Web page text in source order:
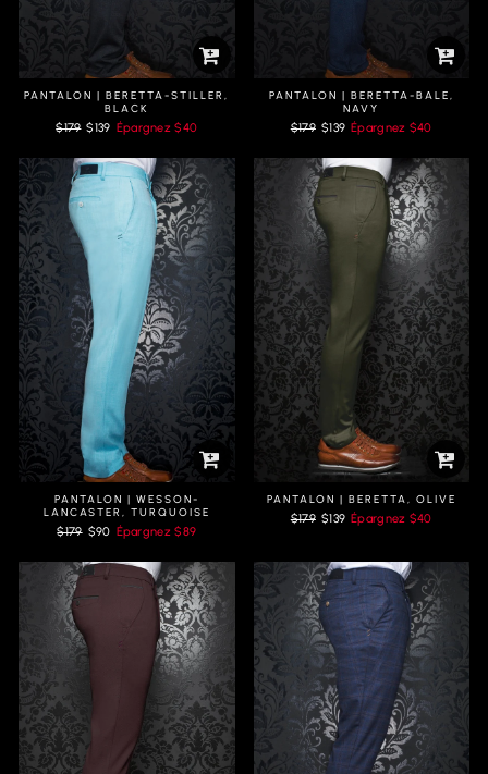
PANTALON | BERETTA-STILLER,
BLACK
Prix
$179 Prix
$139 Épargnez$40
PANTALON | BERETTA-BALE,
NAVY
Prix
$179 Prix
$139 Épargnez $40
PANTALON | WESSON-
LANCASTER, TURQUOISE
Prix
$179 Prix
$90 Épargnez$89
PANTALON | BERETTA, OLIVE
Prix
$179 Prix
$139 Épargnez $40